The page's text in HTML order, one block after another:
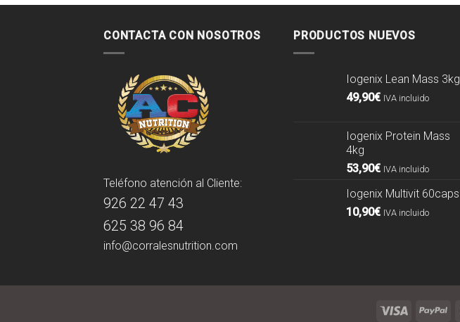
CONTACTA CON NOSOTROS
Teléfono atención al Cliente:
926 22 47 43
625 38 96 84
info@corralesnutrition.com
PRODUCTOS NUEVOS
Iogenix Lean Mass 3kg
49,90€ IVA incluido
Iogenix Protein Mass
4kg
53,90€ IVA incluido
Iogenix Multivit 60caps
10,90€ IVA incluido